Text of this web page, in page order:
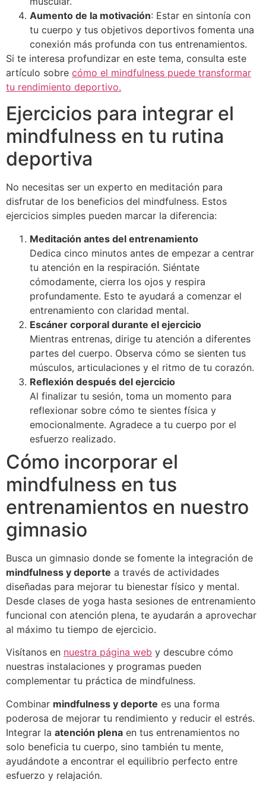
Aumento de la motivación: Estar en sintonía con
tu cuerpo y tus objetivos deportivos fomenta una
conexión más profunda con tus entrenamientos.
Si te interesa profundizar en este tema, consulta este
artículo sobre cómo el mindfulness puede transformar
tu rendimiento deportivo.
Ejercicios para integrar el
mindfulness en tu rutina
deportiva
No necesitas ser un experto en meditación para
disfrutar de los beneficios del mindfulness. Estos
ejercicios simples pueden marcar la diferencia:
Meditación antes del entrenamiento
Dedica cinco minutos antes de empezar a centrar
tu atención en la respiración. Siéntate
cómodamente, cierra los ojos y respira
profundamente. Esto te ayudará a comenzar el
entrenamiento con claridad mental.
Escáner corporal durante el ejercicio
Mientras entrenas, dirige tu atención a diferentes
partes del cuerpo. Observa cómo se sienten tus
músculos, articulaciones y el ritmo de tu corazón.
Reflexión después del ejercicio
Al finalizar tu sesión, toma un momento para
reflexionar sobre cómo te sientes física y
emocionalmente. Agradece a tu cuerpo por el
esfuerzo realizado.
Cómo incorporar el
mindfulness en tus
entrenamientos en nuestro
gimnasio
Busca un gimnasio donde se fomente la integración de
mindfulness y deporte a través de actividades
diseñadas para mejorar tu bienestar físico y mental.
Desde clases de yoga hasta sesiones de entrenamiento
funcional con atención plena, te ayudarán a aprovechar
al máximo tu tiempo de ejercicio.
Visítanos en nuestra página web y descubre cómo
nuestras instalaciones y programas pueden
complementar tu práctica de mindfulness.
Combinar mindfulness y deporte es una forma
poderosa de mejorar tu rendimiento y reducir el estrés.
Integrar la atención plena en tus entrenamientos no
solo beneficia tu cuerpo, sino también tu mente,
ayudándote a encontrar el equilibrio perfecto entre
esfuerzo y relajación.